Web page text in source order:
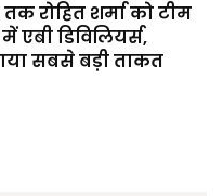
रोहित शर्मा को टीम
एबी डिविलियर्स,
सबसे बड़ी ताकत